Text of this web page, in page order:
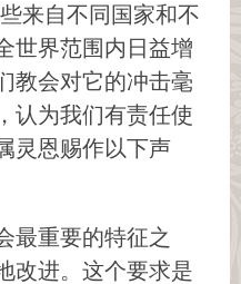
来自不同国家和不
世界范围内日益增
教会对它的冲击毫
认为我们有责任使
灵恩赐作以下声
最重要的特征之
改进。这个要求是